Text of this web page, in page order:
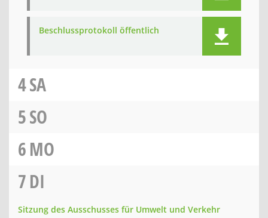
Beschlussprotokoll öffentlich
4SA
5SO
6MO
7DI
Sitzung des Ausschusses für Umwelt und Verkehr